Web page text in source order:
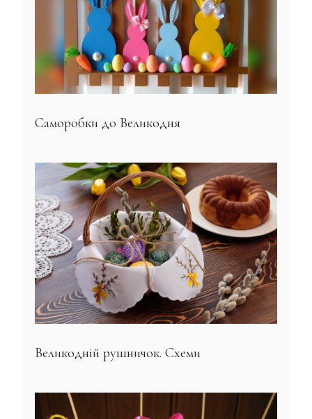
Саморобки до Великодня
Великодній рушничок. Схеми